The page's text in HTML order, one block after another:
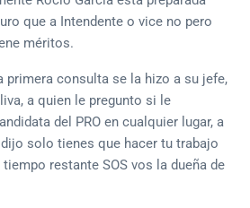
que a Intendente o vice no pero
méritos.
primera consulta se la hizo a su jefe,
a quien le pregunto si le
del PRO en cualquier lugar, a
solo tienes que hacer tu trabajo
restante SOS vos la dueña de